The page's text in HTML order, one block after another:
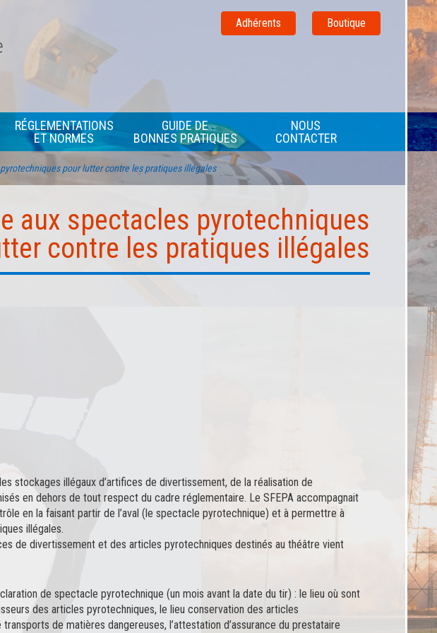
d’activité
RÉGLEMENTATIONS
ET NORMES
Réglementations
Normes
GUIDE DE
BONNES PRATIQUES
NOUS
CONTACTER
Adhérents Boutique
pour lutter contre les pratiques illégales
aux spectacles pyrotechniques
contre les pratiques illégales
stockages illégaux d’artifices de divertissement, de la réalisation de
en dehors de tout respect du cadre réglementaire. Le SFEPA accompagnait
en la faisant partir de l’aval (le spectacle pyrotechnique) et à permettre à
illégales.
de divertissement et des articles pyrotechniques destinés au théâtre vient
de spectacle pyrotechnique (un mois avant la date du tir) : le lieu où sont
des articles pyrotechniques, le lieu conservation des articles
de matières dangereuses, l’attestation d’assurance du prestataire